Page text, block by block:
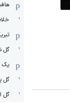
گل
یک
گل
گل